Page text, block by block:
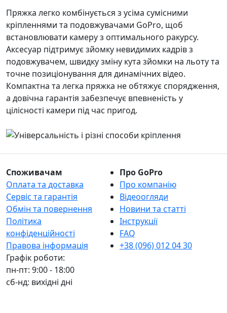
Пряжка легко комбінується з усіма сумісними
кріпленнями та подовжувачами GoPro, щоб
встановлювати камеру з оптимального ракурсу.
Аксесуар підтримує зйомку невидимих кадрів з
подовжувачем, швидку зміну кута зйомки на льоту та
точне позиціонування для динамічних відео.
Компактна та легка пряжка не обтяжує спорядження,
а довічна гарантія забезпечує впевненість у
цілісності камери під час пригод.
Споживачам
Оплата та доставка
Сервіс та гарантія
Обмін та повернення
Політика
конфіденційності
Правова інформація
Графік роботи:
пн-пт: 9:00 - 18:00
сб-нд: вихідні дні
Про GoPro
Про компанію
Відеоогляди
Новини та статті
Інструкції
FAQ
+38 (096) 012 04 30